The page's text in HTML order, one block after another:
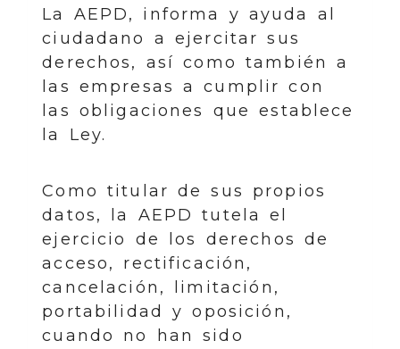
La AEPD, informa y ayuda al
ciudadano a ejercitar sus
derechos, así como también a
las empresas a cumplir con
las obligaciones que establece
la Ley.
Como titular de sus propios
datos, la AEPD tutela el
ejercicio de los derechos de
acceso, rectificación,
cancelación, limitación,
portabilidad y oposición,
cuando no han sido